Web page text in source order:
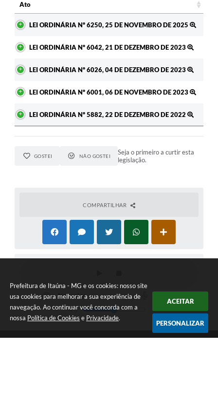
Prefeitura de Itaúna - MG e os cookies: nosso site
usa cookies para melhorar a sua experiência de
navegação. Ao continuar você concorda com a
nossa Política de Cookies e Privacidade.
ACEITAR
PERSONALIZAR
Ato
LEI ORDINÁRIA Nº 6250, 25 DE NOVEMBRO DE 2025
LEI ORDINÁRIA Nº 6042, 21 DE DEZEMBRO DE 2023
LEI ORDINÁRIA Nº 6026, 04 DE DEZEMBRO DE 2023
LEI ORDINÁRIA Nº 6001, 06 DE NOVEMBRO DE 2023
LEI ORDINÁRIA Nº 5882, 22 DE DEZEMBRO DE 2022
GOSTEI NÃO GOSTEI
Seja o primeiro a curtir esta
legislação.
COMPARTILHAR